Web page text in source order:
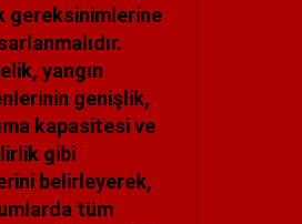
gereksinimlerine
yangın
genişlik,
kapasitesi ve
gibi
belirleyerek,
tüm